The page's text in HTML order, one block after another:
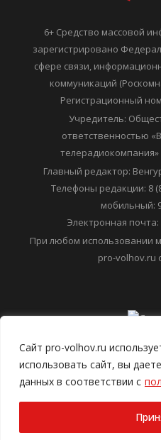
Сайт pro-volhov.ru
использовать сайт, вы
данных в соответствии с
6+ Средство массовой
зарегистрировано
сфере связи,
коммуникаций
Регистрационный
Учредитель:
ответственностью
телерадиокомпания»
Главный редактор:
Телефоны редакции: 8
Электронная